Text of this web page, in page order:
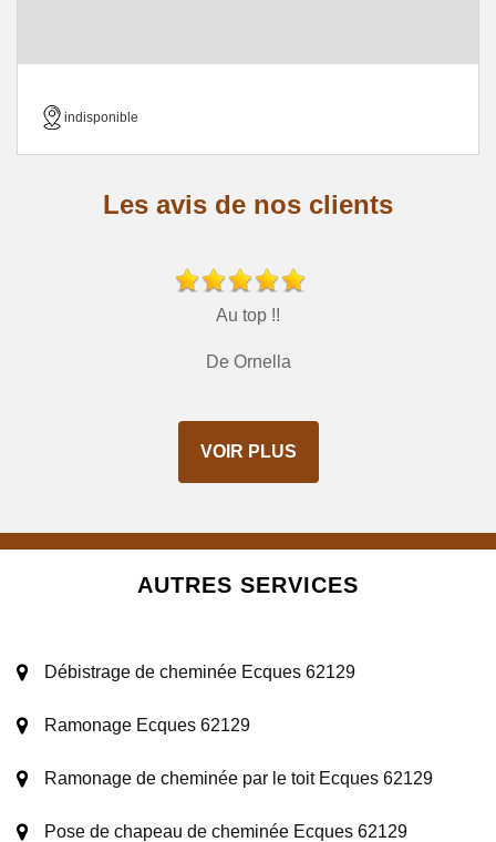
indisponible
Les avis de nos clients
Au top !!
De Ornella
VOIR PLUS
AUTRES SERVICES
Débistrage de cheminée Ecques 62129
Ramonage Ecques 62129
Ramonage de cheminée par le toit Ecques 62129
Pose de chapeau de cheminée Ecques 62129